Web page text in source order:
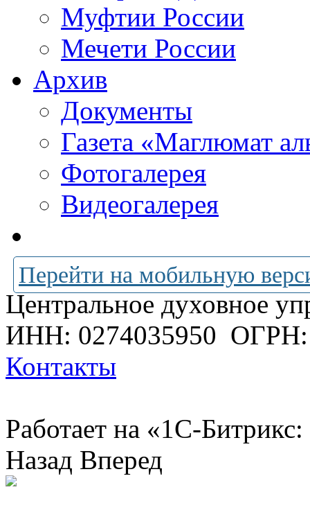
Муфтии России
Мечети России
Архив
Документы
Газета «Маглюмат
Фотогалерея
Видеогалерея
Перейти на мобильную
Центральное духовное
ИНН: 0274035950 ОГРН:
Контакты
Работает на «1С-
Назад Вперед